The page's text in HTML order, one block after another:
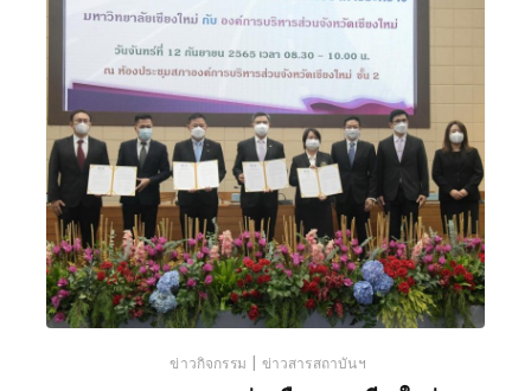
เชียงใหม่
ข่าวกิจกรรม | ข่าวสารสถาบันฯ